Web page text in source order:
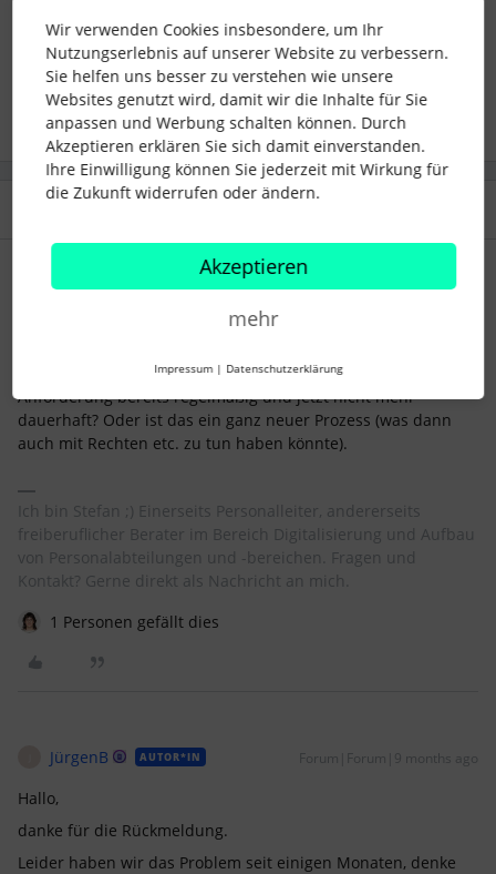
notifications email issues
1 Personen gefällt dies
Forum|Forum|9 months ago
Es gab in den vergangenen Tagen mehrere Mailprobleme,
Funktionierte der Mailversand in Bezug auf deine
Anforderung bereits regelmäßig und jetzt nicht mehr
dauerhaft? Oder ist das ein ganz neuer Prozess (was dann
auch mit Rechten etc. zu tun haben könnte).
Ich bin Stefan ;) Einerseits Personalleiter, andererseits
freiberuflicher Berater im Bereich Digitalisierung und Aufbau
von Personalabteilungen und -bereichen. Fragen und
Kontakt? Gerne direkt als Nachricht an mich.
1 Personen gefällt dies
JürgenB AUTOR*IN Forum|Forum|9 months ago
Hallo,
danke für die Rückmeldung.
Leider haben wir das Problem seit einigen Monaten, denke
Wir verwenden Cookies insbesondere, um Ihr
Nutzungserlebnis auf unserer Website zu verbessern.
Sie helfen uns besser zu verstehen wie unsere
Websites genutzt wird, damit wir die Inhalte für Sie
anpassen und Werbung schalten können. Durch
Akzeptieren erklären Sie sich damit einverstanden.
Ihre Einwilligung können Sie jederzeit mit Wirkung für
die Zukunft widerrufen oder ändern.
Akzeptieren
mehr
Impressum | Datenschutzerklärung